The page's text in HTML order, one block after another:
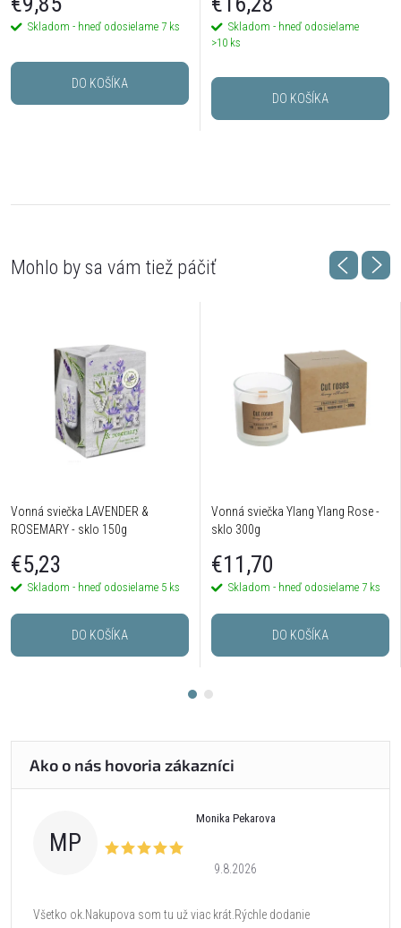
Skladom - hneď odosielame 7 ks
DO KOŠÍKA
Skladom - hneď odosielame
>10 ks
DO KOŠÍKA
Vonná sviečka LAVENDER &
ROSEMARY - sklo 150g
€5,23
Skladom - hneď odosielame 5 ks
DO KOŠÍKA
Vonná sviečka Ylang Ylang Rose -
sklo 300g
€11,70
Skladom - hneď odosielame 7 ks
DO KOŠÍKA
MP
Monika Pekarova
9.8.2026
Všetko ok.Nakupova som tu už viac krát.Rýchle dodanie